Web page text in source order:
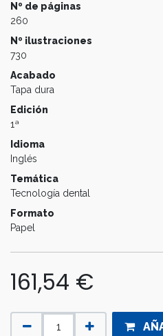
Nº de páginas
260
Nº ilustraciones
730
Acabado
Tapa dura
Edición
1ª
Idioma
Inglés
Temática
Tecnología dental
Formato
Papel
161,54 €